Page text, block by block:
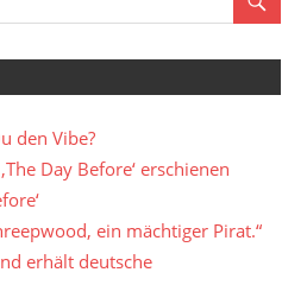
den Vibe?
Day Before‘ erschienen
ein mächtiger Pirat.“
erhält deutsche